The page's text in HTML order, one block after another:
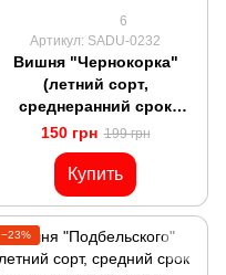
6
Артикул: SADU-0232
Вишня "Чернокорка"
(летний сорт,
среднеранний срок
созревания)
150 грн 199 грн
Купить
−23%